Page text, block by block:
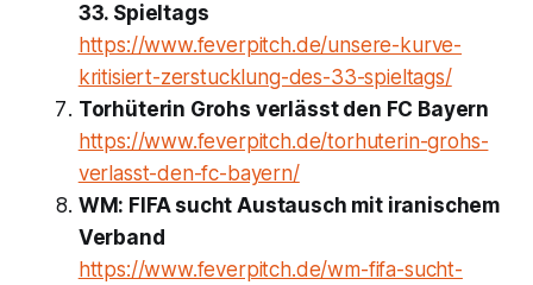
33. Spieltags
https://www.feverpitch.de/unsere-kurve-
kritisiert-zerstucklung-des-33-spieltags/
Torhüterin Grohs verlässt den FC Bayern
https://www.feverpitch.de/torhuterin-grohs-
verlasst-den-fc-bayern/
WM: FIFA sucht Austausch mit iranischem
Verband
https://www.feverpitch.de/wm-fifa-sucht-